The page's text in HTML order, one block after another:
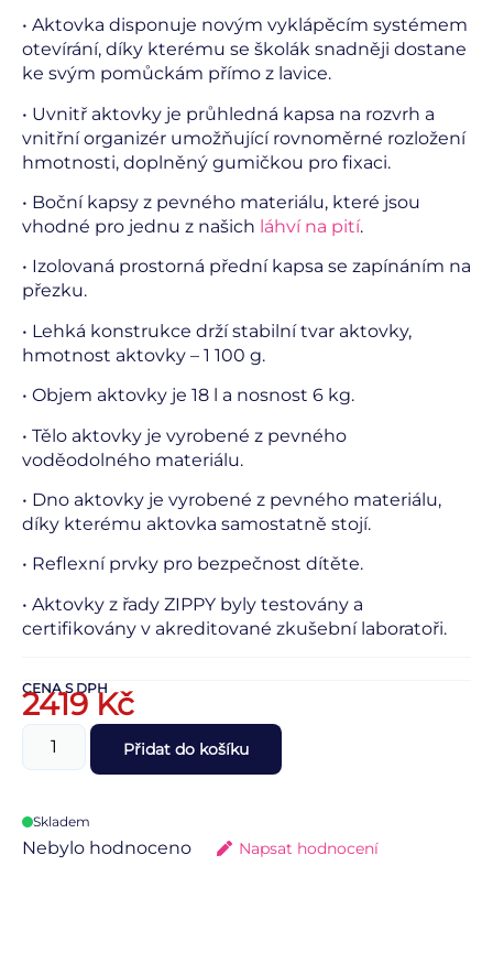
• Aktovka disponuje novým vyklápěcím systémem
otevírání, díky kterému se školák snadněji dostane
ke svým pomůckám přímo z lavice.
• Uvnitř aktovky je průhledná kapsa na rozvrh a
vnitřní organizér umožňující rovnoměrné rozložení
hmotnosti, doplněný gumičkou pro fixaci.
• Boční kapsy z pevného materiálu, které jsou
vhodné pro jednu z našich láhví na pití.
• Izolovaná prostorná přední kapsa se zapínáním na
přezku.
• Lehká konstrukce drží stabilní tvar aktovky,
hmotnost aktovky – 1 100 g.
• Objem aktovky je 18 l a nosnost 6 kg.
• Tělo aktovky je vyrobené z pevného
voděodolného materiálu.
• Dno aktovky je vyrobené z pevného materiálu,
díky kterému aktovka samostatně stojí.
• Reflexní prvky pro bezpečnost dítěte.
• Aktovky z řady ZIPPY byly testovány a
certifikovány v akreditované zkušební laboratoři.
CENA S DPH
2419 Kč
Přidat do košíku
Skladem
Nebylo hodnoceno Napsat hodnocení